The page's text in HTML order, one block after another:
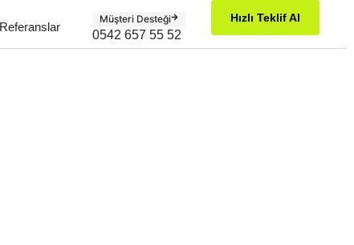
Referanslar
Müşteri Desteği
0542 657 55 52
Hızlı Teklif Al